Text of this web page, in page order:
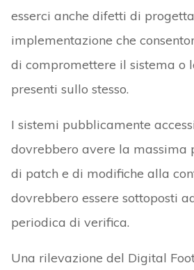
esserci anche difetti di
implementazione che
di compromettere il sistema o
presenti sullo stesso.
I sistemi pubblicamente
dovrebbero avere la massima
di patch e di modifiche alla
dovrebbero essere sottoposti
periodica di verifica.
Una rilevazione del Digital